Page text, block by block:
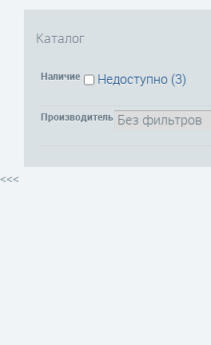
Каталог
Наличие Недоступно (3)
Производитель
<<<